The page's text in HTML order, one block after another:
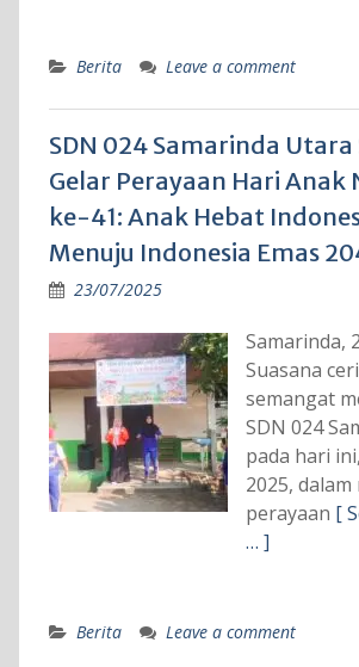
Berita Leave a comment
SDN 024 Samarinda Utara
Gelar Perayaan Hari Anak
ke-41: Anak Hebat
Menuju Indonesia Emas
23/07/2025
Samarinda,
Suasana
semangat
SDN 024
pada hari
2025,
perayaan [
… ]
Berita Leave a comment